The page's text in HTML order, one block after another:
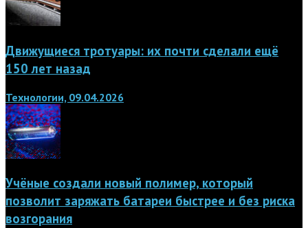
Движущиеся тротуары: их почти сделали ещё
150 лет назад
Технологии, 09.04.2026
Учёные создали новый полимер, который
позволит заряжать батареи быстрее и без риска
возгорания